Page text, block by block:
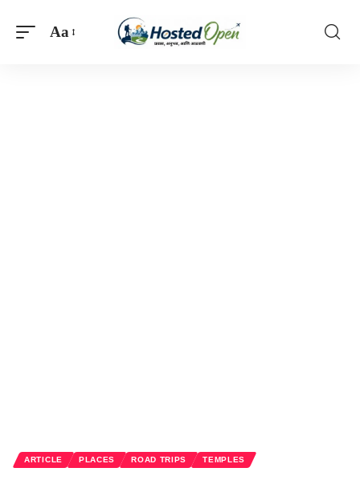
Aa
ARTICLE PLACES ROAD TRIPS TEMPLES